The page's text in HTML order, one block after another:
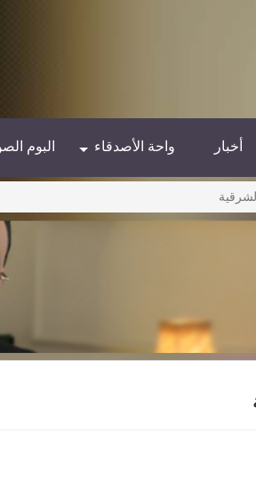
أخبار واحة الأصدقاء البوم